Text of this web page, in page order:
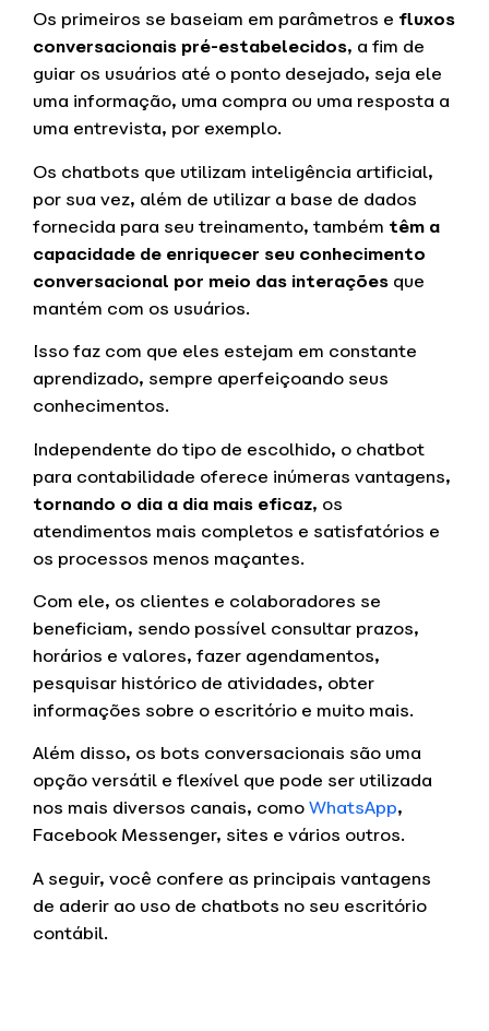
Os primeiros se baseiam em parâmetros e fluxos
conversacionais pré-estabelecidos, a fim de
guiar os usuários até o ponto desejado, seja ele
uma informação, uma compra ou uma resposta a
uma entrevista, por exemplo.
Os chatbots que utilizam inteligência artificial,
por sua vez, além de utilizar a base de dados
fornecida para seu treinamento, também têm a
capacidade de enriquecer seu conhecimento
conversacional por meio das interações que
mantém com os usuários.
Isso faz com que eles estejam em constante
aprendizado, sempre aperfeiçoando seus
conhecimentos.
Independente do tipo de escolhido, o chatbot
para contabilidade oferece inúmeras vantagens,
tornando o dia a dia mais eficaz, os
atendimentos mais completos e satisfatórios e
os processos menos maçantes.
Com ele, os clientes e colaboradores se
beneficiam, sendo possível consultar prazos,
horários e valores, fazer agendamentos,
pesquisar histórico de atividades, obter
informações sobre o escritório e muito mais.
Além disso, os bots conversacionais são uma
opção versátil e flexível que pode ser utilizada
nos mais diversos canais, comoWhatsApp,
Facebook Messenger, sites e vários outros.
A seguir, você confere as principais vantagens
de aderir ao uso de chatbots no seu escritório
contábil.